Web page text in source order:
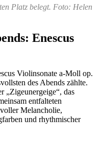
Platz belegt. Foto: Helen
Enescus
Violinsonate a-Moll op.
des Abends zählte.
„Zigeunergeige“, das
entfalteten
Melancholie,
und rhythmischer